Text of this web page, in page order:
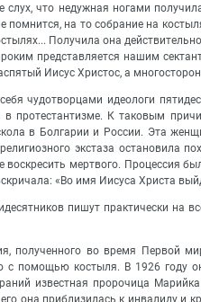
слух, что недужная ногами
помнится, на то собрание на
Получила она
представляется нашим
Иисус Христос, а
чудотворцами идеологи
в протестантизме. К таковым
в Болгарии и России. Эта
экстаза остановила
воскресить мертвого. Процессия
«Во имя Иисуса Христа
пишут практически на
полученного во время Первой
с помощью костыля. В 1926 году
известная пророчица
она приблизилась к инвалиду и